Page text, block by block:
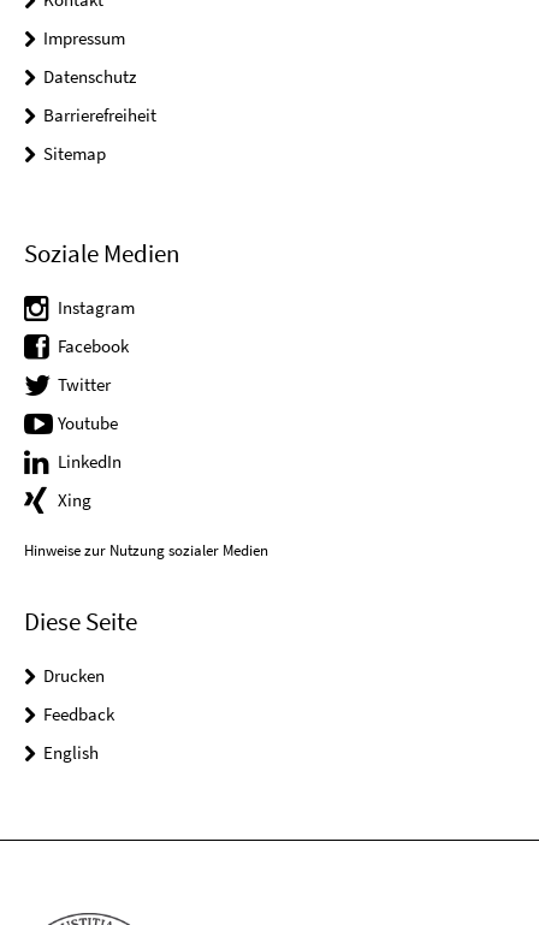
Impressum
Datenschutz
Barrierefreiheit
Sitemap
Soziale Medien
Instagram
Facebook
Twitter
Youtube
LinkedIn
Xing
Hinweise zur Nutzung sozialer Medien
Diese Seite
Drucken
Feedback
English